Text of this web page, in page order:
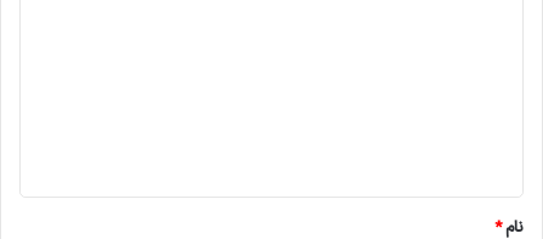
*
نام*